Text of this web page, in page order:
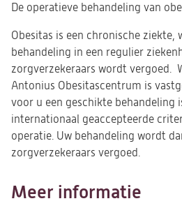
De operatieve behandeling van
Obesitas is een chronische ziekte,
behandeling in een regulier
zorgverzekeraars wordt vergoed.
Antonius Obesitascentrum is
voor u een geschikte behandeling
internationaal geaccepteerde
operatie. Uw behandeling wordt
zorgverzekeraars vergoed.
Meer informatie